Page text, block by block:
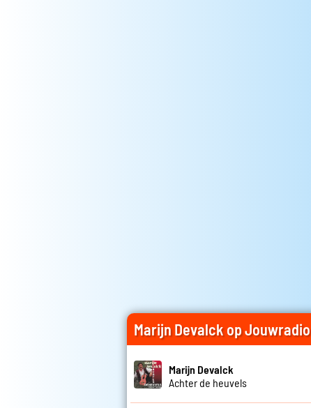
Marijn Devalck op Jouwradio
Marijn Devalck
Achter de heuvels